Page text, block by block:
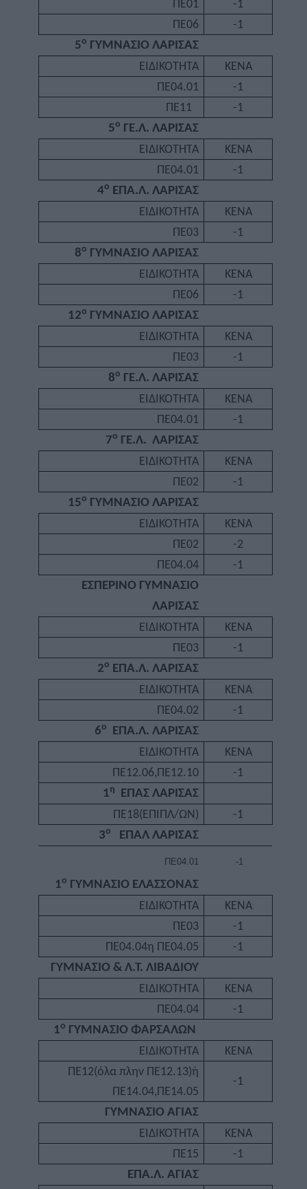
ΠΕ01
-1
ΠΕ06
-1
5ο ΓΥΜΝΑΣΙΟ ΛΑΡΙΣΑΣ
ΕΙΔΙΚΟΤΗΤΑ
ΚΕΝΑ
ΠΕ04.01
-1
ΠΕ11
-1
5ο ΓΕ.Λ. ΛΑΡΙΣΑΣ
ΕΙΔΙΚΟΤΗΤΑ
ΚΕΝΑ
ΠΕ04.01
-1
4ο ΕΠΑ.Λ. ΛΑΡΙΣΑΣ
ΕΙΔΙΚΟΤΗΤΑ
ΚΕΝΑ
ΠΕ03
-1
8ο ΓΥΜΝΑΣΙΟ ΛΑΡΙΣΑΣ
ΕΙΔΙΚΟΤΗΤΑ
ΚΕΝΑ
ΠΕ06
-1
12ο ΓΥΜΝΑΣΙΟ ΛΑΡΙΣΑΣ
ΕΙΔΙΚΟΤΗΤΑ
ΚΕΝΑ
ΠΕ03
-1
8ο ΓΕ.Λ. ΛΑΡΙΣΑΣ
ΕΙΔΙΚΟΤΗΤΑ
ΚΕΝΑ
ΠΕ04.01
-1
7ο ΓΕ.Λ. ΛΑΡΙΣΑΣ
ΕΙΔΙΚΟΤΗΤΑ
ΚΕΝΑ
ΠΕ02
-1
15ο ΓΥΜΝΑΣΙΟ ΛΑΡΙΣΑΣ
ΕΙΔΙΚΟΤΗΤΑ
ΚΕΝΑ
ΠΕ02
-2
ΠΕ04.04
-1
ΕΣΠΕΡΙΝΟ ΓΥΜΝΑΣΙΟ
ΛΑΡΙΣΑΣ
ΕΙΔΙΚΟΤΗΤΑ
ΚΕΝΑ
ΠΕ03
-1
2ο ΕΠΑ.Λ. ΛΑΡΙΣΑΣ
ΕΙΔΙΚΟΤΗΤΑ
ΚΕΝΑ
ΠΕ04.02
-1
6ο
ΕΠΑ.Λ. ΛΑΡΙΣΑΣ
ΕΙΔΙΚΟΤΗΤΑ
ΚΕΝΑ
ΠΕ12.06,ΠΕ12.10
-1
1η
ΕΠΑΣ ΛΑΡΙΣΑΣ
ΠΕ18(ΕΠΙΠΛ/ΩΝ)
-1
3ο ΕΠΑΛ ΛΑΡΙΣΑΣ
ΠΕ04.01 -1
1ο ΓΥΜΝΑΣΙΟ ΕΛΑΣΣΟΝΑΣ
ΕΙΔΙΚΟΤΗΤΑ
ΚΕΝΑ
ΠΕ03
-1
ΠΕ04.04η ΠΕ04.05
-1
ΓΥΜΝΑΣΙΟ & Λ.Τ. ΛΙΒΑΔΙΟΥ
ΕΙΔΙΚΟΤΗΤΑ
ΚΕΝΑ
ΠΕ04.04
-1
1ο ΓΥΜΝΑΣΙΟ ΦΑΡΣΑΛΩΝ
ΕΙΔΙΚΟΤΗΤΑ
ΚΕΝΑ
ΠΕ12(όλα πλην ΠΕ12.13)ή
ΠΕ14.04,ΠΕ14.05
-1
ΓΥΜΝΑΣΙΟ ΑΓΙΑΣ
ΕΙΔΙΚΟΤΗΤΑ
ΚΕΝΑ
ΠΕ15
-1
ΕΠΑ.Λ. ΑΓΙΑΣ